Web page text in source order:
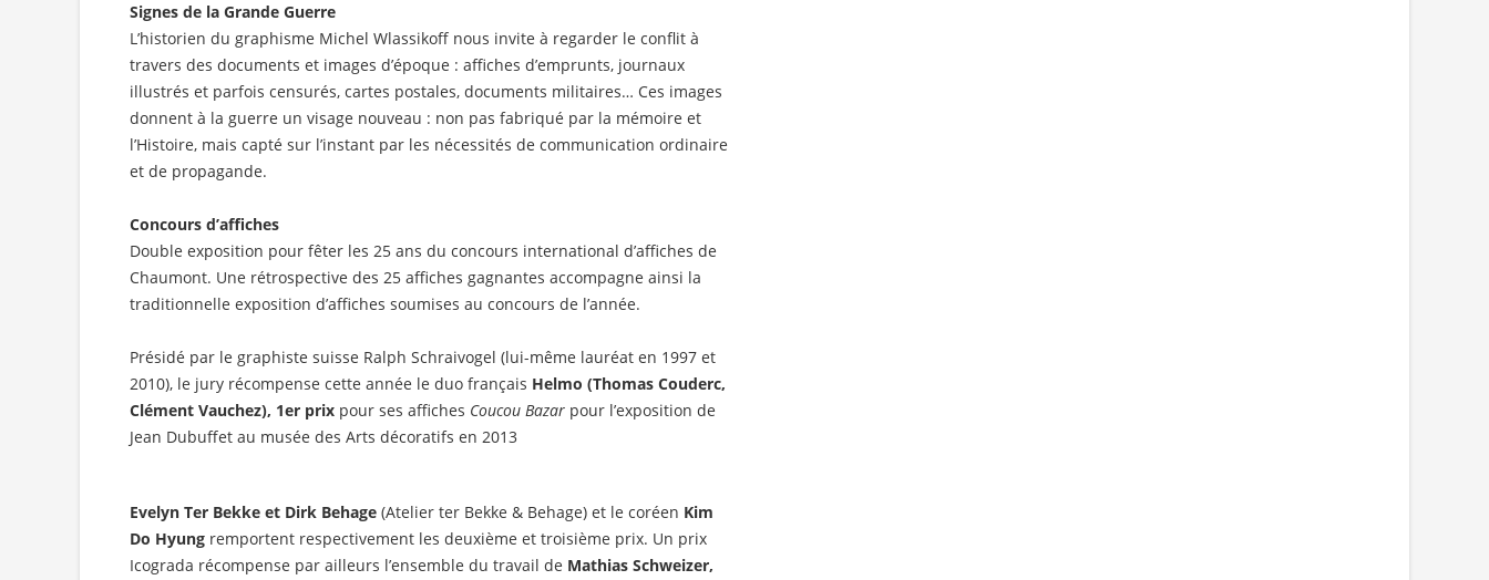
Signes de la Grande Guerre
L’historien du graphisme Michel Wlassikoff nous invite à regarder le conflit à
travers des documents et images d’époque : affiches d’emprunts, journaux
illustrés et parfois censurés, cartes postales, documents militaires… Ces images
donnent à la guerre un visage nouveau : non pas fabriqué par la mémoire et
l’Histoire, mais capté sur l’instant par les nécessités de communication ordinaire
et de propagande.
Concours d’affiches
Double exposition pour fêter les 25 ans du concours international d’affiches de
Chaumont. Une rétrospective des 25 affiches gagnantes accompagne ainsi la
traditionnelle exposition d’affiches soumises au concours de l’année.
Présidé par le graphiste suisse Ralph Schraivogel (lui-même lauréat en 1997 et
2010), le jury récompense cette année le duo français Helmo (Thomas Couderc,
Clément Vauchez), 1er prix pour ses affiches Coucou Bazar pour l’exposition de
Jean Dubuffet au musée des Arts décoratifs en 2013
Evelyn Ter Bekke et Dirk Behage (Atelier ter Bekke & Behage) et le coréen Kim
Do Hyung remportent respectivement les deuxième et troisième prix. Un prix
Icograda récompense par ailleurs l’ensemble du travail de Mathias Schweizer,